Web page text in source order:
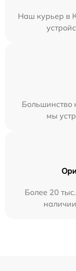
Наш курьер в
Большинство
мы
Более 20